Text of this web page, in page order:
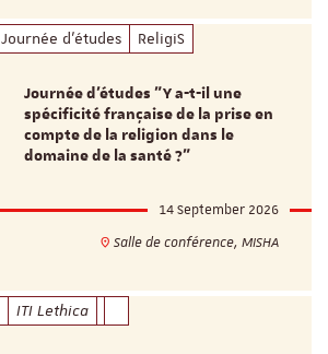
Journée d'études ReligiS
Journée d’études "Y a-t-il une
spécificité française de la prise en
compte de la religion dans le
domaine de la santé ?"
14 September 2026
Salle de conférence, MISHA
ITI Lethica